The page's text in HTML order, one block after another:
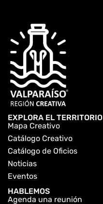
EXPLORA EL TERRITORIO
Mapa Creativo
Catálogo Creativo
Catálogo de Oficios
Noticias
Eventos
HABLEMOS
Agenda una reunión